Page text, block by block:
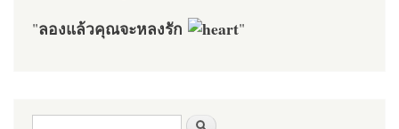
"ลองแล้วคุณจะหลงรัก "
ฟอร์มค้นหา